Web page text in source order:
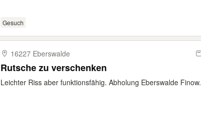
Gesuch
16227 Eberswalde
Rutsche zu verschenken
Leichter Riss aber funktionsfähig. Abholung Eberswalde Finow.